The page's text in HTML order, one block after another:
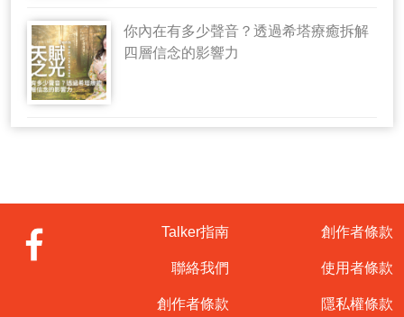
你內在有多少聲音？透過希塔療癒拆解
四層信念的影響力
Talker指南
聯絡我們
創作者條款
創作者條款
使用者條款
隱私權條款